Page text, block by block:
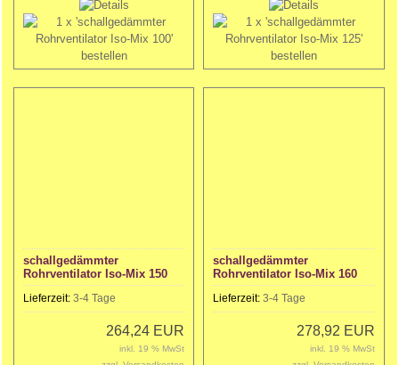
schallgedämmter
Rohrventilator Iso-Mix 150
Lieferzeit: 3-4 Tage
264,24 EUR
inkl. 19 % MwSt
schallgedämmter
Rohrventilator Iso-Mix 160
Lieferzeit:3-4 Tage
278,92 EUR
inkl. 19 % MwSt